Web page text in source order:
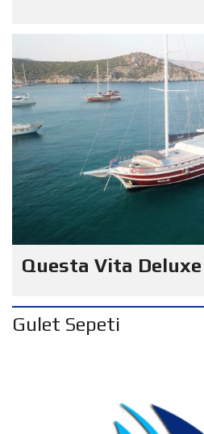
Questa Vita
Gulet Sepeti